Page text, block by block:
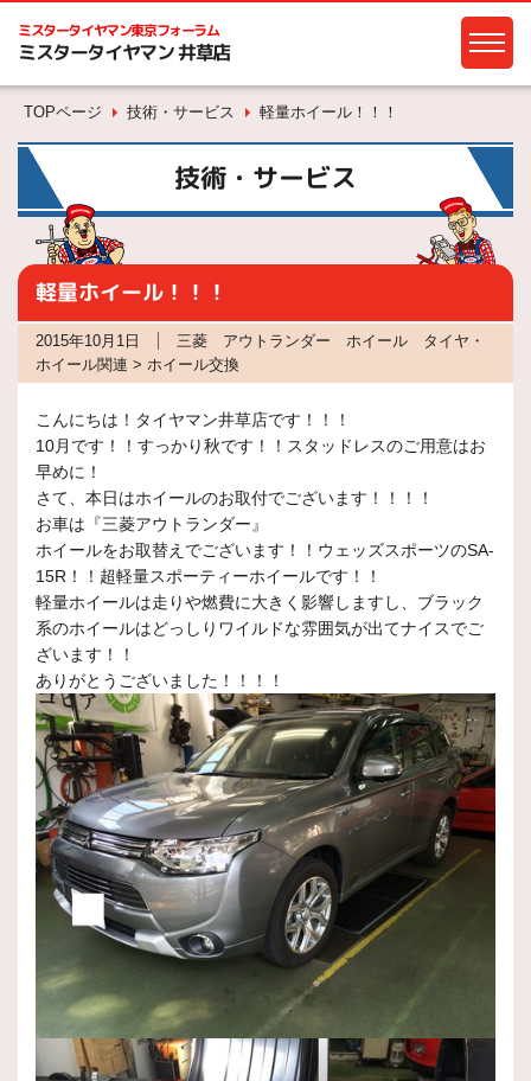
ミスタータイヤマン東京フォーラム
ミスタータイヤマン 井草店
TOPページ 技術・サービス 軽量ホイール！！！
技術・サービス
軽量ホイール！！！
2015年10月1日
三菱 アウトランダー ホイール タイヤ・
ホイール関連 > ホイール交換
こんにちは！タイヤマン井草店です！！！
10月です！！すっかり秋です！！スタッドレスのご用意はお
早めに！
さて、本日はホイールのお取付でございます！！！！
お車は『三菱アウトランダー』
ホイールをお取替えでございます！！ウェッズスポーツのSA-
15R！！超軽量スポーティーホイールです！！
軽量ホイールは走りや燃費に大きく影響しますし、ブラック
系のホイールはどっしりワイルドな雰囲気が出てナイスでご
ざいます！！
ありがとうございました！！！！